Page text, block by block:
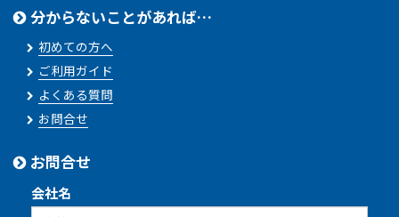
分からないことがあれば…
初めての方へ
ご利用ガイド
よくある質問
お問合せ
お問合せ
会社名